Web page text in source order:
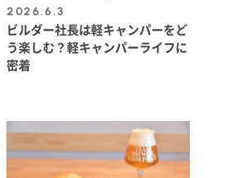
2026.6.3
ビルダー社長は軽キャンパーをど
う楽しむ？軽キャンパーライフに
密着